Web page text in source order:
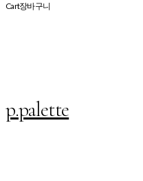
Cart장바구니
p.palette